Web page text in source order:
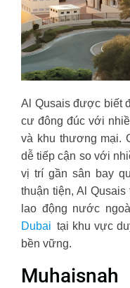
Al Qusais được biết
cư đông đúc với
và khu thương mại.
dễ tiếp cận so với
vị trí gần sân bay
thuận tiện, Al
lao động nước
Dubai tại khu vực
bền vững.